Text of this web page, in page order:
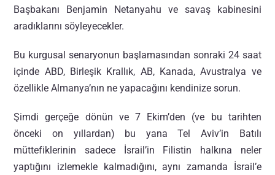
Başbakanı Benjamin Netanyahu ve savaş kabinesini
aradıklarını söyleyecekler.
Bu kurgusal senaryonun başlamasından sonraki 24 saat
içinde ABD, Birleşik Krallık, AB, Kanada, Avustralya ve
özellikle Almanya’nın ne yapacağını kendinize sorun.
Şimdi gerçeğe dönün ve 7 Ekim’den (ve bu tarihten
önceki on yıllardan) bu yana Tel Aviv’in Batılı
müttefiklerinin sadece İsrail’in Filistin halkına neler
yaptığını izlemekle kalmadığını, aynı zamanda İsrail’e